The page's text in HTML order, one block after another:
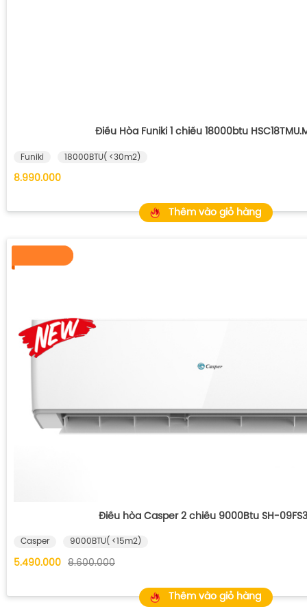
Điều Hòa Funiki 1 chiều 18000btu
Funiki 18000BTU( <30m2)
8.990.000
Thêm vào giỏ hàng
Điều hòa Casper 2 chiều 9000Btu SH-
Casper 9000BTU( <15m2)
5.490.000 8.600.000
Thêm vào giỏ hàng